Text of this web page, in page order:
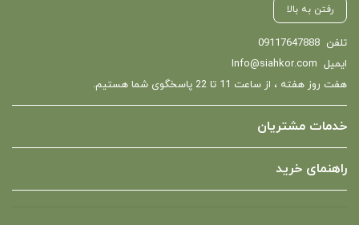
رفتن به بالا
تلفن 09117647888
ایمیل Info@siahkor.com
هفت روز هفته ، از ساعت 11 تا 22 پاسخگوی شما هستیم.
خدمات مشتریان
راهنمای خرید